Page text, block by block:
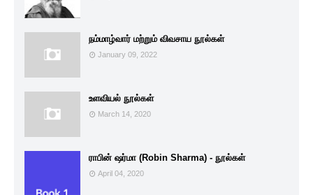
நம்மாழ்வார் மற்றும் விவசாய நூல்கள்
January 09, 2022
உளவியல் நூல்கள்
March 14, 2020
ராபின் ஷர்மா (Robin Sharma) - நூல்கள்
April 04, 2020